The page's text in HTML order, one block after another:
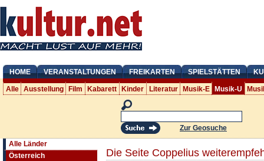
HOME VERANSTALTUNGEN FREIKARTEN SPIELSTÄTTEN
Alle Ausstellung Film Kabarett Kinder Literatur Musik-E Musik-U
Zur Geosuche
Alle Länder
Österreich
Die Seite Coppelius